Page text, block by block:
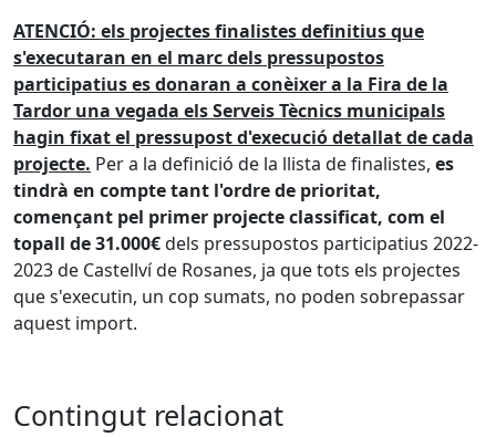
ATENCIÓ: els projectes finalistes definitius que
s'executaran en el marc dels pressupostos
participatius es donaran a conèixer a la Fira de la
Tardor una vegada els Serveis Tècnics municipals
hagin fixat el pressupost d'execució detallat de cada
projecte. Per a la definició de la llista de finalistes, es
tindrà en compte tant l'ordre de prioritat,
començant pel primer projecte classificat, com el
topall de 31.000€dels pressupostos participatius 2022-
2023 de Castellví de Rosanes, ja que tots els projectes
que s'executin, un cop sumats, no poden sobrepassar
aquest import.
Contingut relacionat